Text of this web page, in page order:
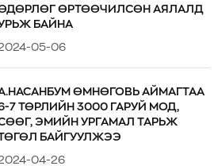
ӨРТӨӨЧИЛСӨН АЯЛАЛД
БАЙНА
05-06
ӨМНӨГОВЬ АЙМАГТАА
7 ТӨРЛИЙН 3000 ГАРУЙ МОД,
ЭМИЙН УРГАМАЛ ТАРЬЖ
БАЙГУУЛЖЭЭ
04-26